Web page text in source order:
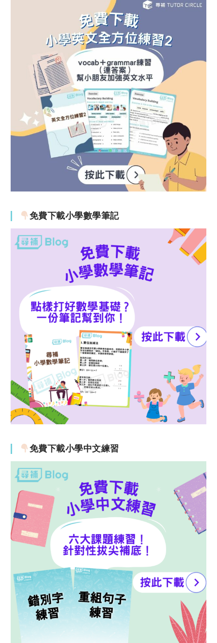
免費下載小學數學筆記
免費下載小學中文練習